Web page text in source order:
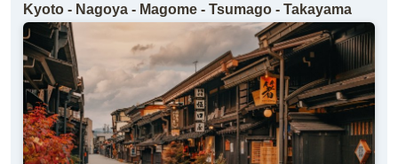
Kyoto - Nagoya - Magome - Tsumago - Takayama